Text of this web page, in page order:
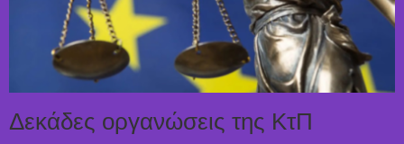
Δεκάδες οργανώσεις της ΚτΠ